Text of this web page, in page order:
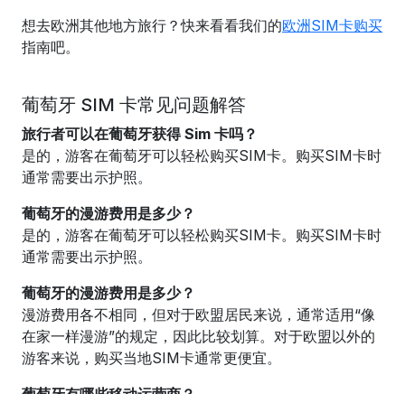
想去欧洲其他地方旅行？快来看看我们的欧洲SIM卡购买
指南吧。
葡萄牙 SIM 卡常见问题解答
旅行者可以在葡萄牙获得 Sim 卡吗？
是的，游客在葡萄牙可以轻松购买SIM卡。购买SIM卡时
通常需要出示护照。
葡萄牙的漫游费用是多少？
是的，游客在葡萄牙可以轻松购买SIM卡。购买SIM卡时
通常需要出示护照。
葡萄牙的漫游费用是多少？
漫游费用各不相同，但对于欧盟居民来说，通常适用“像
在家一样漫游”的规定，因此比较划算。对于欧盟以外的
游客来说，购买当地SIM卡通常更便宜。